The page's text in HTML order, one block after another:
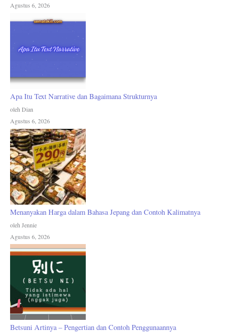
Agustus 6, 2026
Apa Itu Text Narrative dan Bagaimana Strukturnya
oleh Dian
Agustus 6, 2026
Menanyakan Harga dalam Bahasa Jepang dan Contoh Kalimatnya
oleh Jennie
Agustus 6, 2026
Betsuni Artinya – Pengertian dan Contoh Penggunaannya